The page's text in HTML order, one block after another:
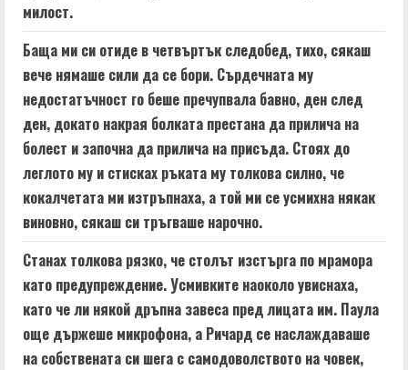
милост.
Баща ми си отиде в четвъртък следобед, тихо, сякаш
вече нямаше сили да се бори. Сърдечната му
недостатъчност го беше пречупвала бавно, ден след
ден, докато накрая болката престана да прилича на
болест и започна да прилича на присъда. Стоях до
леглото му и стисках ръката му толкова силно, че
кокалчетата ми изтръпнаха, а той ми се усмихна някак
виновно, сякаш си тръгваше нарочно.
Станах толкова рязко, че столът изстърга по мрамора
като предупреждение. Усмивките наоколо увиснаха,
като че ли някой дръпна завеса пред лицата им. Паула
още държеше микрофона, а Ричард се наслаждаваше
на собствената си шега с самодоволството на човек,